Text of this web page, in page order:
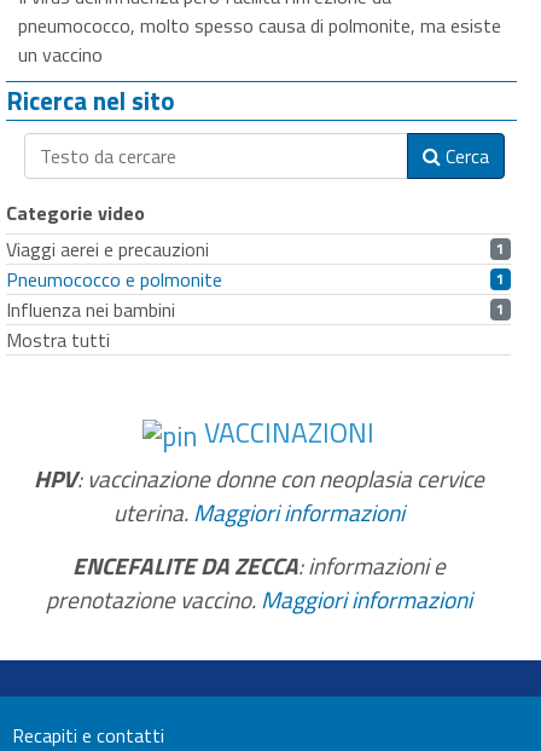
pneumococco, molto spesso causa di polmonite, ma esiste
un vaccino
Ricerca nel sito
Cerca
Categorie video
Viaggi aerei e precauzioni
1
Pneumococco e polmonite 1
Influenza nei bambini 1
Mostra tutti
VACCINAZIONI
HPV: vaccinazione donne con neoplasia cervice
uterina.Maggiori informazioni
ENCEFALITE DA ZECCA: informazioni e
prenotazione vaccino.Maggiori informazioni
Recapiti e contatti